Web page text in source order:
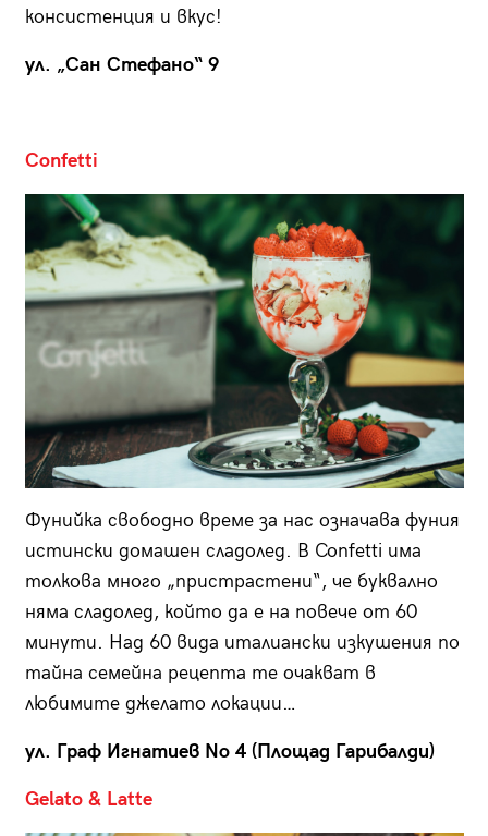
консистенция и вкус!
ул. „Сан Стефано“ 9
Confetti
Фунийка свободно време за нас означава фуния
истински домашен сладолед. В Confetti има
толкова много „пристрастени“, че буквално
няма сладолед, който да е на повече от 60
минути. Над 60 вида италиански изкушения по
тайна семейна рецепта те очакват в
любимите джелато локации…
ул. Граф Игнатиев No 4 (Площад Гарибалди)
Gelato & Latte